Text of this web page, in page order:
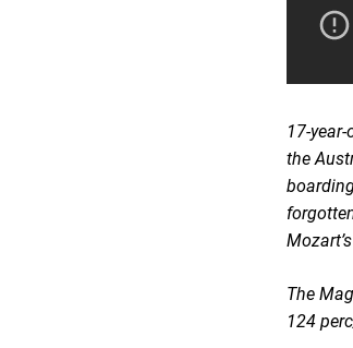
17-
the
The
124